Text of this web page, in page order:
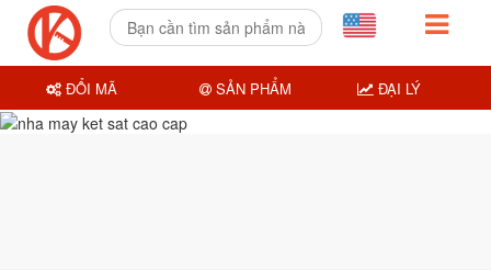
ĐỔI MÃ SẢN PHẨM ĐẠI LÝ